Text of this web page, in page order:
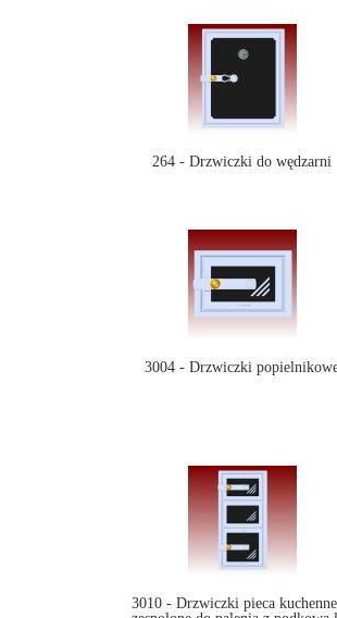
264 - Drzwiczki do wędzarni
3004 - Drzwiczki
3010 - Drzwiczki pieca